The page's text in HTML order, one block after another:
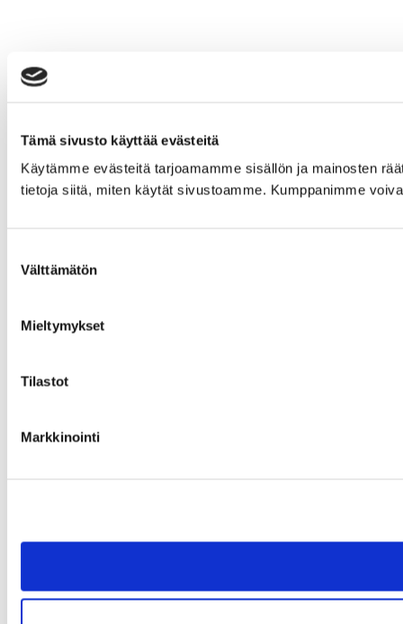
Tämä sivusto käyttää evästeitä
Käytämme evästeitä tarjoamamme sisällön ja mainosten
tietoja siitä, miten käytät sivustoamme. Kumppanimme
valinta
Välttämätön
Mieltymykset
Tilastot
Markkinointi